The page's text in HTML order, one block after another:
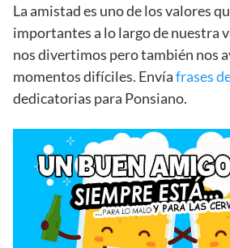
La amistad es uno de los valores
importantes a lo largo de nuestra
nos divertimos pero también nos
momentos difíciles. Envíafrases
dedicatorias para Ponsiano.